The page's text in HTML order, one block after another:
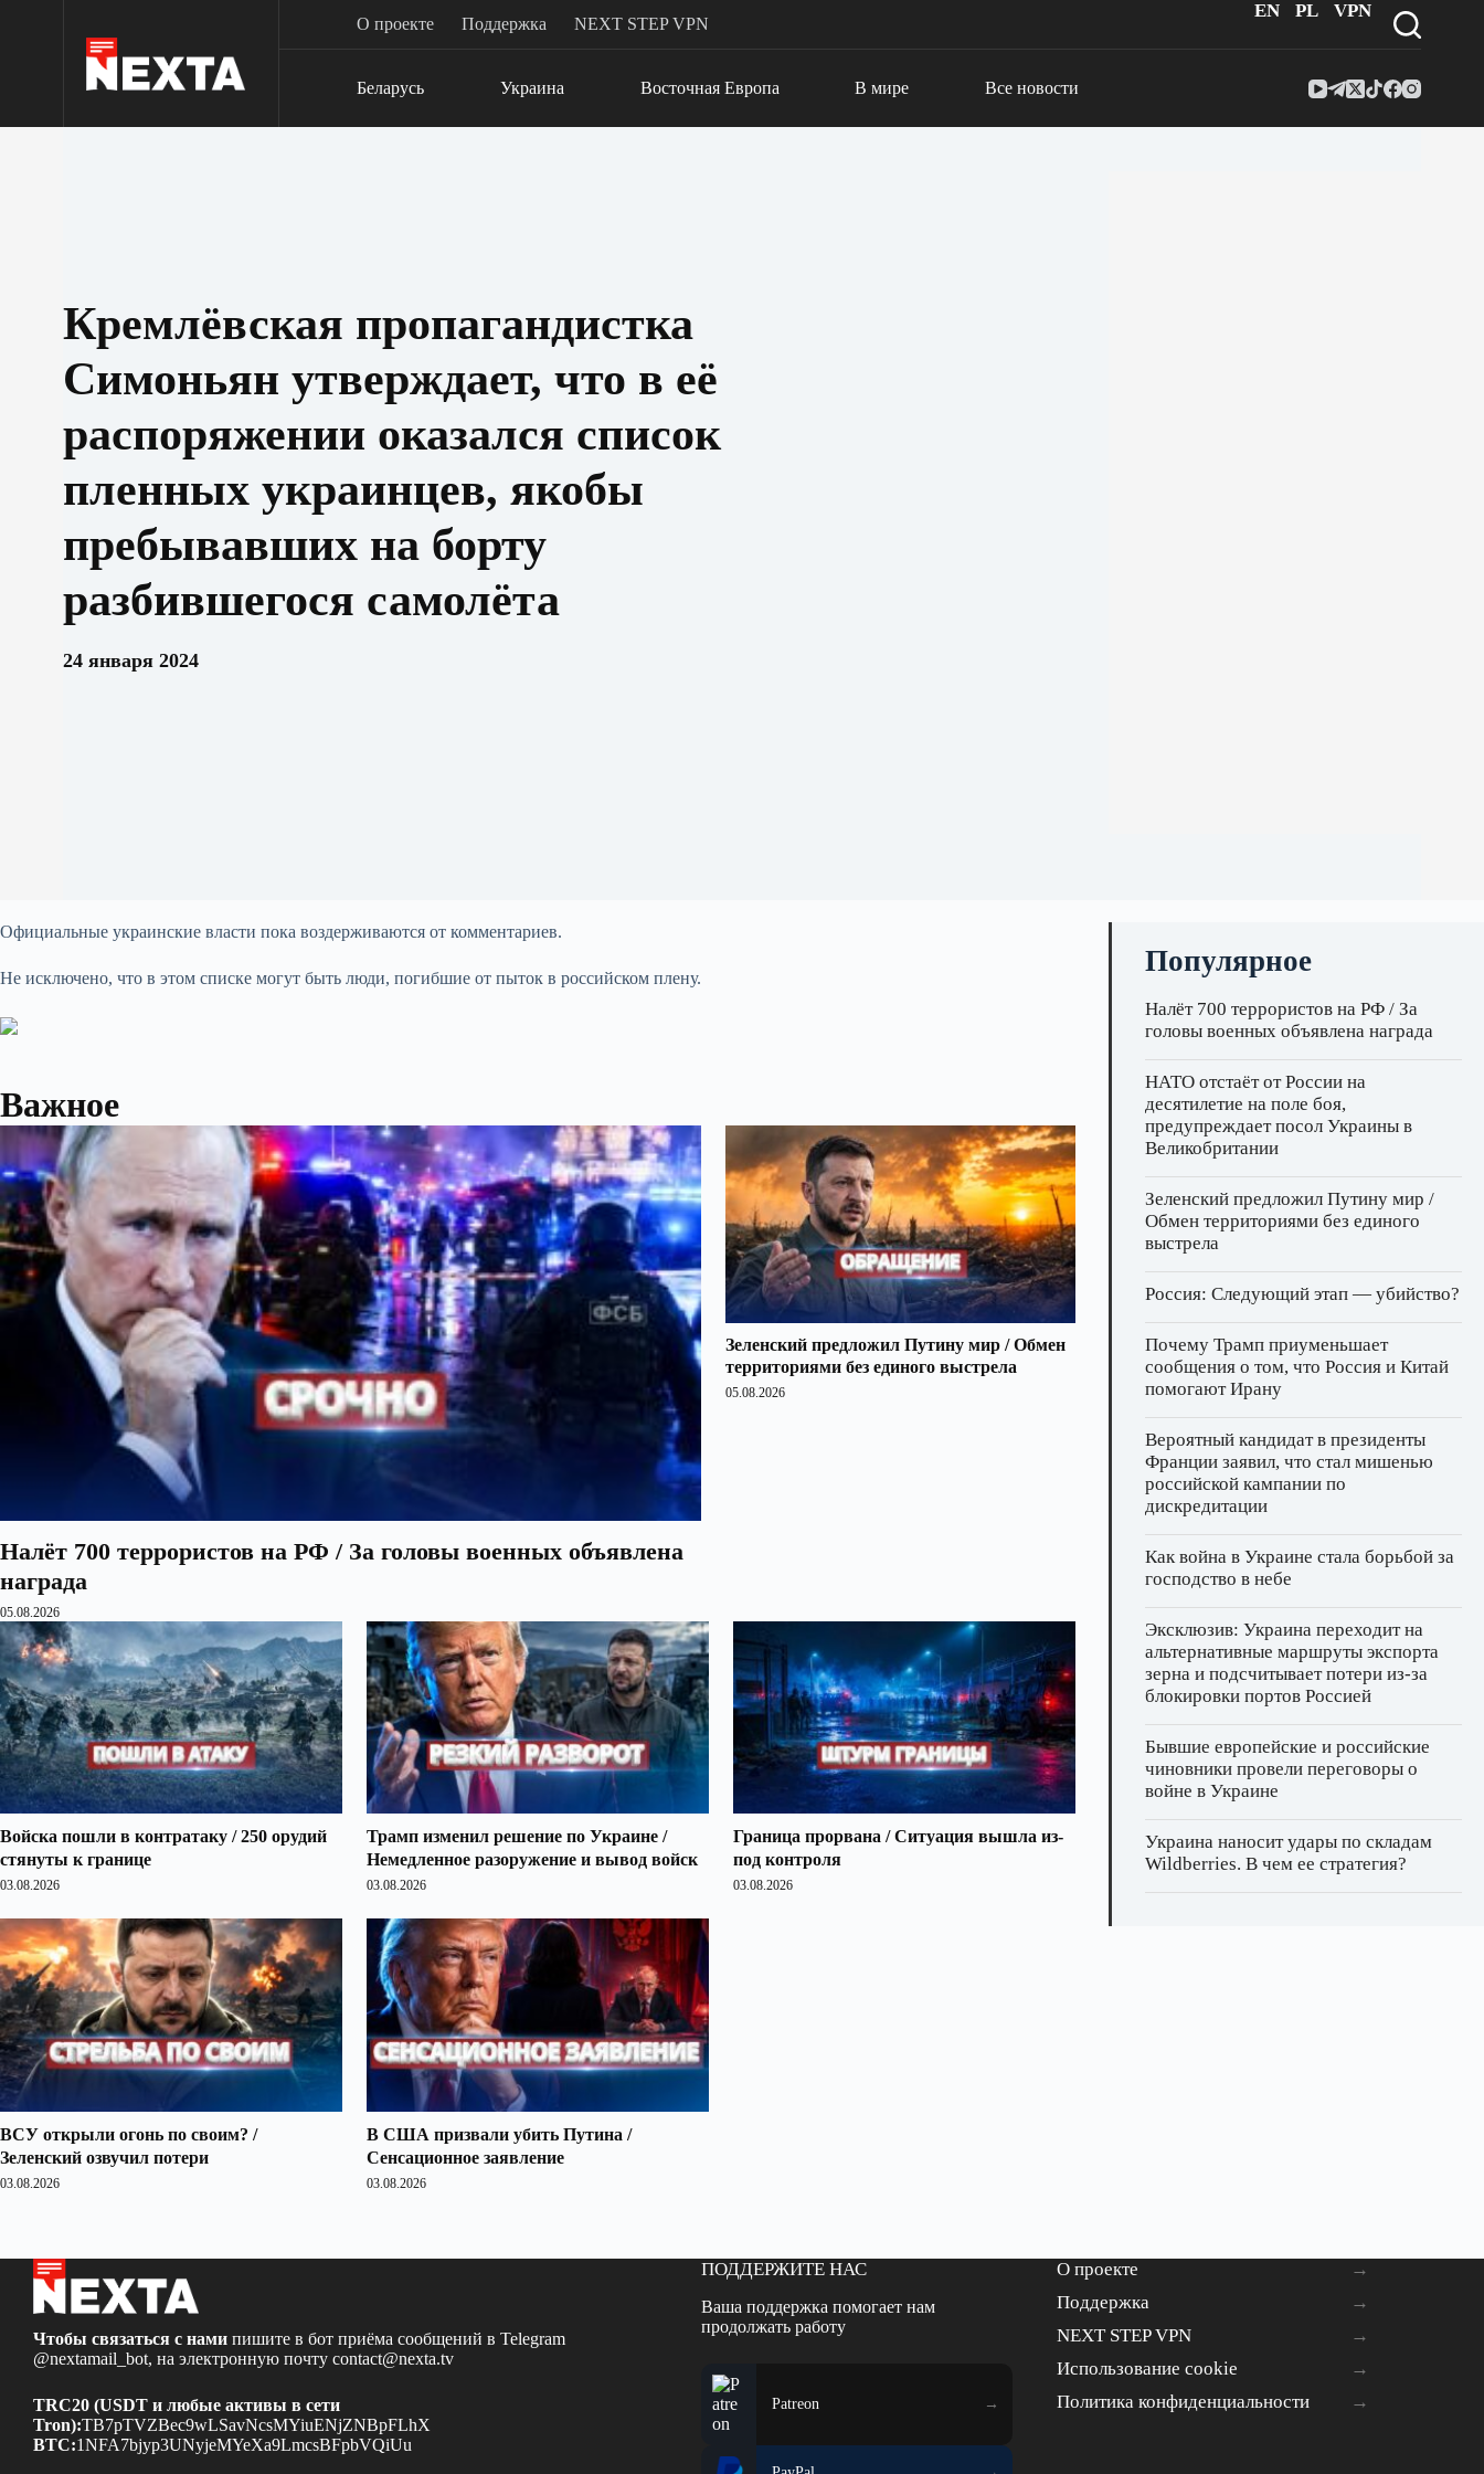
О проекте Поддержка NEXT STEP VPN
EN PL VPN
Беларусь Украина Восточная Европа В мире Все новости
Кремлёвская пропагандистка
Симоньян утверждает, что в её
распоряжении оказался список
пленных украинцев, якобы
пребывавших на борту
разбившегося самолёта
24 января 2024
Официальные украинские власти пока воздерживаются от комментариев.
Не исключено, что в этом списке могут быть люди, погибшие от пыток в российском плену.
Важное
Налёт 700 террористов на РФ / За головы военных объявлена
награда
05.08.2026
Зеленский предложил Путину мир / Обмен
территориями без единого выстрела
05.08.2026
Войска пошли в контратаку / 250 орудий
стянуты к границе
03.08.2026
Трамп изменил решение по Украине /
Немедленное разоружение и вывод войск
03.08.2026
Граница прорвана / Ситуация вышла из-
под контроля
03.08.2026
ВСУ открыли огонь по своим? /
Зеленский озвучил потери
03.08.2026
В США призвали убить Путина /
Сенсационное заявление
03.08.2026
Популярное
Налёт 700 террористов на РФ / За
головы военных объявлена награда
НАТО отстаёт от России на
десятилетие на поле боя,
предупреждает посол Украины в
Великобритании
Зеленский предложил Путину мир /
Обмен территориями без единого
выстрела
Россия: Следующий этап — убийство?
Почему Трамп приуменьшает
сообщения о том, что Россия и Китай
помогают Ирану
Вероятный кандидат в президенты
Франции заявил, что стал мишенью
российской кампании по
дискредитации
Как война в Украине стала борьбой за
господство в небе
Эксклюзив: Украина переходит на
альтернативные маршруты экспорта
зерна и подсчитывает потери из‑за
блокировки портов Россией
Бывшие европейские и российские
чиновники провели переговоры о
войне в Украине
Украина наносит удары по складам
Wildberries. В чем ее стратегия?
Чтобы связаться с нами пишите в бот приёма сообщений в Telegram
@nextamail_bot, на электронную почту contact@nexta.tv
TRC20 (USDT и любые активы в сети
Tron):TB7pTVZBec9wLSavNcsMYiuENjZNBpFLhX
BTC:1NFA7bjyp3UNyjeMYeXa9LmcsBFpbVQiUu
ПОДДЕРЖИТЕ НАС
Ваша поддержка помогает нам
продолжать работу
Patreon
О проекте
Поддержка
NEXT STEP VPN
Использование cookie
Политика конфиденциальности